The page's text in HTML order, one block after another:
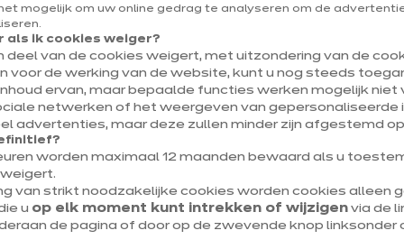
Tot 1/4 van je keulen​
cadeau
mogelijk om uw online gedrag te analyseren om de
als ik cookies weiger?
deel van de cookies weigert, met uitzondering van de
voor de werking van de website, kunt u nog steeds
ervan, maar bepaalde functies werken mogelijk niet
netwerken of het weergeven van gepersonaliseerde
advertenties, maar deze zullen minder zijn afgestemd
worden maximaal 12 maanden bewaard als u
van strikt noodzakelijke cookies worden cookies alleen
u op elk moment kunt intrekken of wijzigen via de
de pagina of door op de zwevende knop